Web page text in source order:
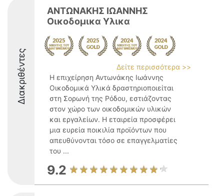
Διακριθέντες
ΑΝΤΩΝΑΚΗΣ ΙΩΑΝΝΗΣ
Οικοδομικα Υλικα
Δείτε περισσότερα >>
Η επιχείρηση Αντωνάκης Ιωάννης
Οικοδομικά Υλικά δραστηριοποιείται
στη Σορωνή της Ρόδου, εστιάζοντας
στον χώρο των οικοδομικών υλικών
και εργαλείων. Η εταιρεία προσφέρει
μια ευρεία ποικιλία προϊόντων που
απευθύνονται τόσο σε επαγγελματίες
του ...
9.2